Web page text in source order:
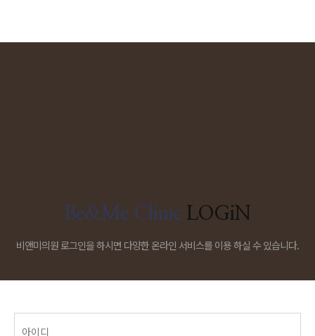
Be&Me Clinic LOGiN
비앤미의원 로그인을 하시면 다양한 온라인 서비스를 이용 하실 수 있습니다.